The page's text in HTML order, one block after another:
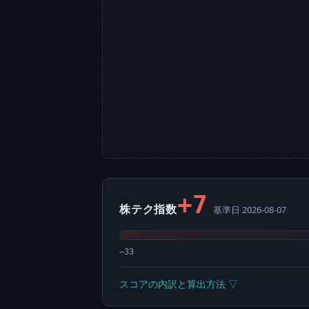
株テク指数+7 基準日 2026-08-07
−33
スコアの内訳と算出方法 ▽